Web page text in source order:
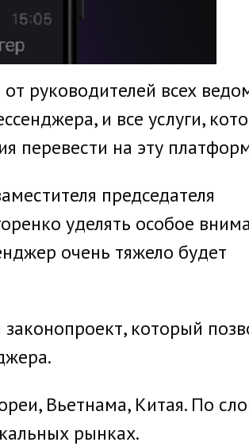
руководителей всех
и все услуги,
перевести на эту
председателя
уделять особое
очень тяжело будет
который
Вьетнама, Китая. По
рынках.